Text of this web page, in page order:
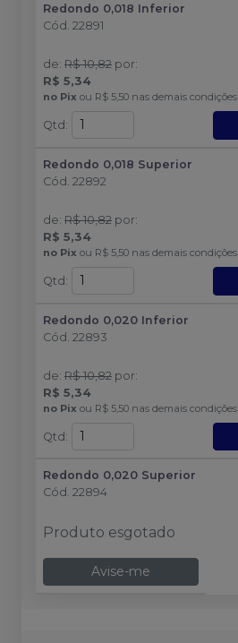
Redondo 0,018 Inferior
Cód. 22891
de: R$ 10,82 por:
R$ 5,34
no Pix ou R$ 5,50 nas demais condições
Qtd :
Redondo 0,018 Superior
Cód. 22892
de: R$ 10,82 por:
R$ 5,34
no Pix ou R$ 5,50 nas demais condições
Qtd :
Redondo 0,020 Inferior
Cód. 22893
de: R$ 10,82 por:
R$ 5,34
no Pix ou R$ 5,50 nas demais condições
Qtd:
Redondo 0,020 Superior
Cód. 22894
Produto esgotado
Avise-me